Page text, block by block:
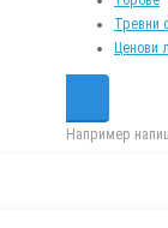
Тревни
Ценови
Например